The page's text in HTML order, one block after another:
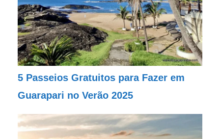
5 Passeios Gratuitos para Fazer em
Guarapari no Verão 2025